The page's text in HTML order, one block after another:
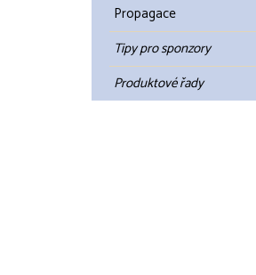
Propagace
Tipy pro sponzory
Produktové řady